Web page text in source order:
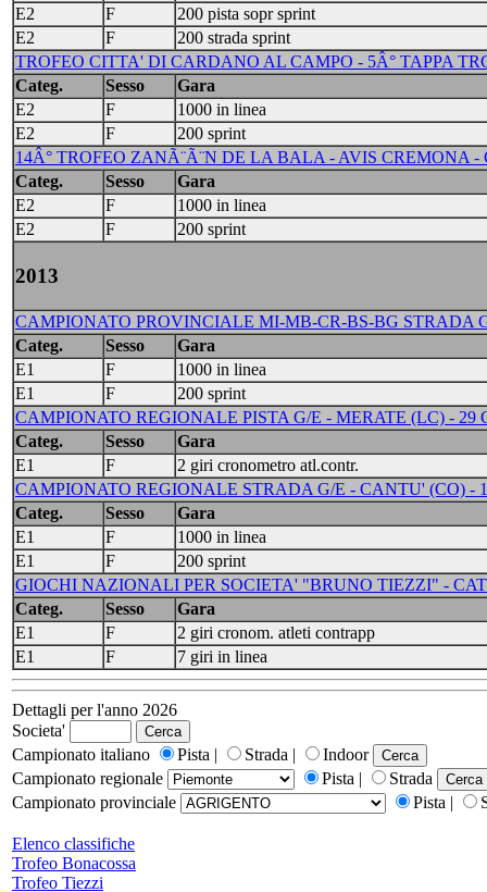
E2
F
200 pista sopr sprint
E2
F
200 strada sprint
TROFEO CITTA' DI CARDANO AL CAMPO - 5Â° TAPPA
Categ.
Sesso
Gara
E2
F
1000 in linea
E2
F
200 sprint
14Â° TROFEO ZANÃ¨Ã¨N DE LA BALA - AVIS CREMONA -
Categ.
Sesso
Gara
E2
F
1000 in linea
E2
F 200 sprint
2013
CAMPIONATO PROVINCIALE MI-MB-CR-BS-BG STRADA
Categ.
Sesso
Gara
E1
F
1000 in linea
E1
F
200 sprint
CAMPIONATO REGIONALE PISTA G/E - MERATE (LC) - 29
Categ.
Sesso
Gara
E1
F
2 giri cronometro atl.contr.
CAMPIONATO REGIONALE STRADA G/E - CANTU' (CO) -
Categ.
Sesso
Gara
E1
F
1000 in linea
E1
F
200 sprint
GIOCHI NAZIONALI PER SOCIETA' "BRUNO TIEZZI" -
Categ.
Sesso
Gara
E1
F
2 giri cronom. atleti contrapp
E1
F 7 giri in linea
Dettagli per l'anno 2026
Societa'
Campionato italiano
Pista | Strada |
Indoor
Campionato regionale
Pista |
Strada
Campionato provinciale
Pista |
Elenco classifiche
Trofeo Bonacossa
Trofeo Tiezzi